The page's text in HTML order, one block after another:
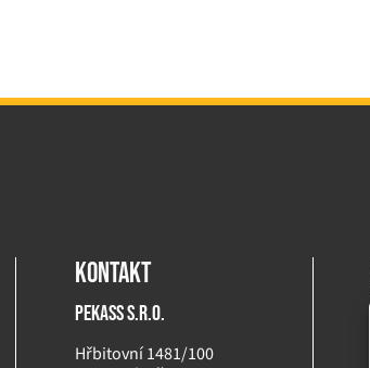
Kontakt
PEKASS s.r.o.
Hřbitovní 1481/100